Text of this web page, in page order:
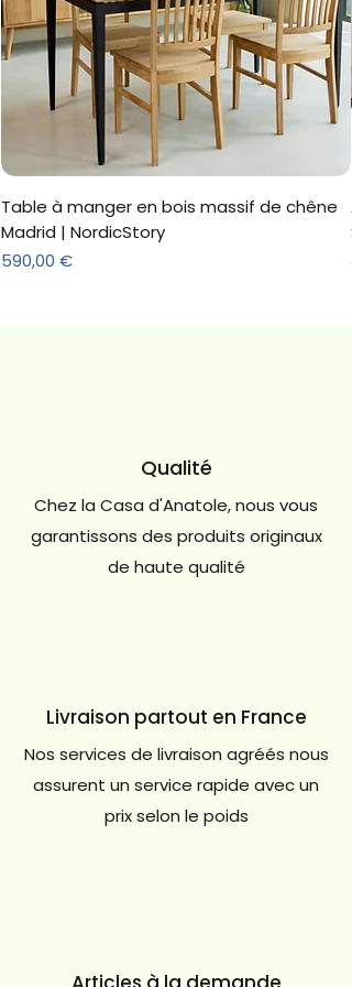
Table à manger en bois massif de chêne
Madrid | NordicStory
Prix
590,00 €
Qualité
Chez la Casa d'Anatole, nous vous
garantissons des produits originaux
de haute qualité
Livraison partout en France
Nos services de livraison agréés nous
assurent un service rapide avec un
prix selon le poids